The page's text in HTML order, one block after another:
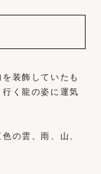
装飾していたも
く龍の姿に運気
の雲、雨、山、